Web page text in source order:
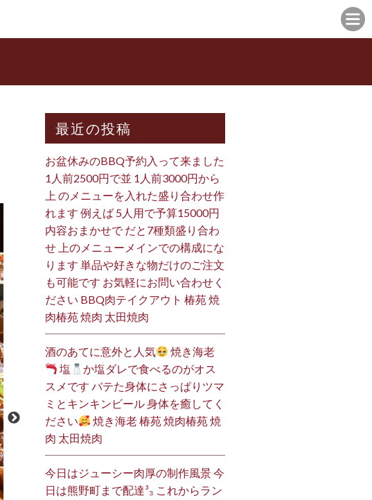
最近の投稿
お盆休みのBBQ予約入って来ました
1人前2500円で並 1人前3000円から
上 のメニューを入れた盛り合わせ作
れます 例えば 5人用で予算15000円
内容おまかせで だと7種類盛り合わ
せ 上のメニューメインでの構成にな
ります 単品や好きな物だけのご注文
も可能です お気軽にお問い合わせく
ださい BBQ肉テイクアウト 椿苑 焼
肉椿苑 焼肉 太田焼肉
酒のあてに意外と人気
焼き海老
塩
か塩ダレで食べるのがオス
スメです バテた身体にさっぱりツマ
ミとキンキンビール 身体を癒してく
ださい
焼き海老 椿苑 焼肉椿苑 焼
肉 太田焼肉
今日はジューシー肉厚の制作風景 今
日は熊野町まで配達³₃ これからラン